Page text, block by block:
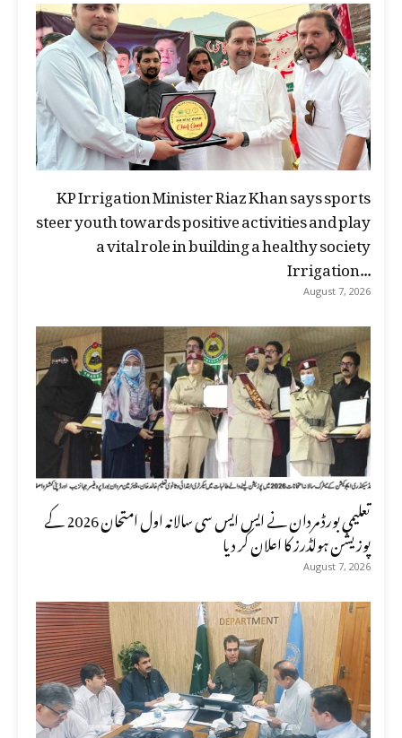
KP Irrigation Minister Riaz Khan says sports
steer youth towards positive activities and play
a vital role in building a healthy society
Irrigation...
August 7, 2026
تعلیمی بورڈ مردان نے ایس ایس سی سالانہ اول امتحان 2026 کے
پوزیشن ہولڈرز کا اعلان کر دیا
August 7, 2026